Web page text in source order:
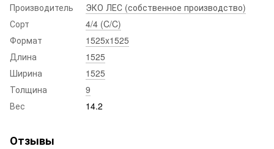
Производитель
ЭКО ЛЕС (собственное производство)
Сорт
4/4 (C/C)
Формат
1525x1525
Длина
1525
Ширина
1525
Толщина
9
Вес
14.2
Отзывы